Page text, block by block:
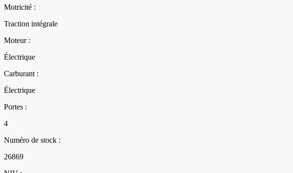
Motricité :
Traction intégrale
Moteur :
Électrique
Carburant :
Électrique
Portes :
4
Numéro de stock :
26869